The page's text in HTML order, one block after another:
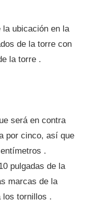
la ubicación en la
de la torre con
la torre .
será en contra
por cinco, así que
.
pulgadas de la
marcas de la
los tornillos .